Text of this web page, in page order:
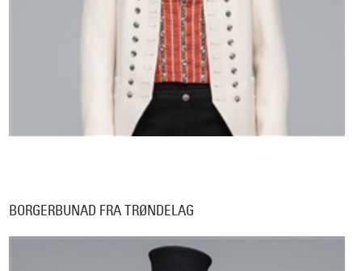
BORGERBUNAD FRA TRØNDELAG